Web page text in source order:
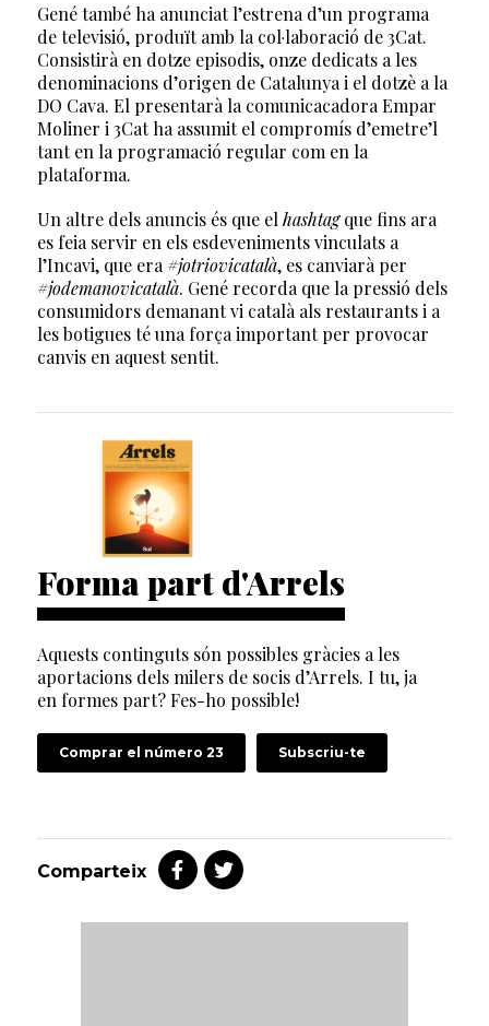
Gené també ha anunciat l’estrena d’un programa
de televisió, produït amb la col·laboració de 3Cat.
Consistirà en dotze episodis, onze dedicats a les
denominacions d’origen de Catalunya i el dotzè a la
DO Cava. El presentarà la comunicacadora Empar
Moliner i 3Cat ha assumit el compromís d’emetre’l
tant en la programació regular com en la
plataforma.
Un altre dels anuncis és que el hashtagque fins ara
es feia servir en els esdeveniments vinculats a
l’Incavi, que era #jotriovicatalà, es canviarà per
#jodemanovicatalà. Gené recorda que la pressió dels
consumidors demanant vi català als restaurants i a
les botigues té una força important per provocar
canvis en aquest sentit.
Forma part d'Arrels
Aquests continguts són possibles gràcies a les
aportacions dels milers de socis d’Arrels. I tu, ja
en formes part? Fes-ho possible!
Comprar el número 23 Subscriu-te
Comparteix